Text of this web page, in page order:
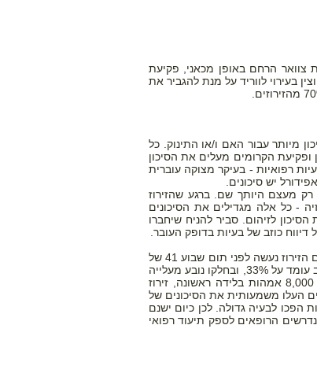
צוואר הרחם באופן מכאני, פקיעת
בעירוי לווריד על מנת להגביר את
מיותר עבור האם ו/או התינוק. כל
ופקיעת הקרומים מעלים את הסיכון
רפואיות - בעיקר מצוקה עוברית
יש סיכונים.
רק מעצם היותך שם. ברגע שהזירוז
- כל אלה מגדילים את הסיכונים
לזיהום. סביר להניח שיחברו
דיווח כוזב של בעיות בדופק העובר.
אי דיוקים בהערכת מועד הלידה מגדילים את הסיכון של התינוק להיוולד "פג" בעקבות הזירוז. אם הזירוז נעשה לפני תום שבוע 41 של
ההריון הדבר מגביר את הסיכון לצורך בניתוח קיסרי. למעשה, שיעור הניתוחים הקיסריים בארה"ב עומד על 33%, ובחלקו נובע מעלייה
בשיעור זירוזי הלידה. מחקר שפורסם ב Journal of Obstetrics & Gynecology מצא כי עבור 8,000 אמהות בלידה ראשונה, זירוז
העלו משמעותית את הסיכונים של
הפכו לבעיה גדולה. לכן כיום ישנם
לפני שבוע 39. ישנם בתי חולים בהם נדרשים הרופאים לספק תיעוד רפואי